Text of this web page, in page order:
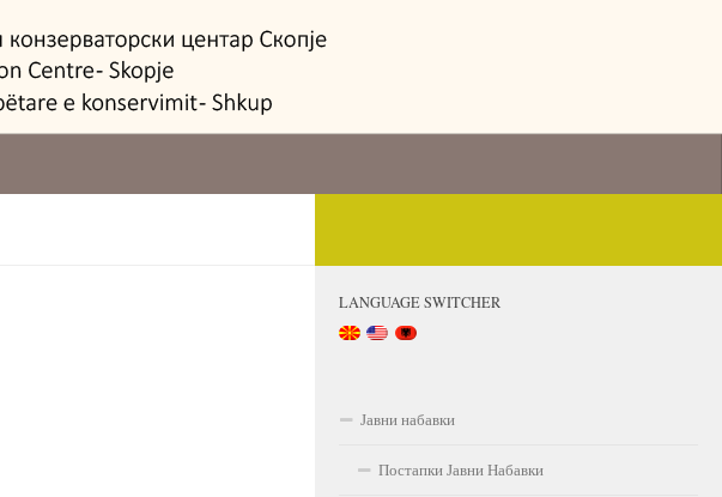
LANGUAGE SWITCHER
Јавни набавки
Постапки Јавни Набавки